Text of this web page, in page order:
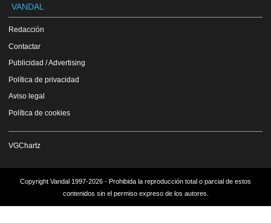
VANDAL
Redacción
Contactar
Publicidad / Advertising
Política de privacidad
Aviso legal
Política de cookies
VGChartz
Copyright Vandal 1997-2026 - Prohibida la reproducción total o parcial de estos
contenidos sin el permiso expreso de los autores.